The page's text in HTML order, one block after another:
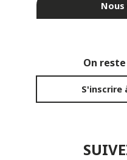
On reste
S'inscrire